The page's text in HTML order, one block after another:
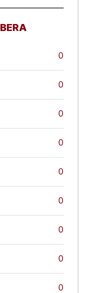
0
0
0
0
0
0
0
0
0